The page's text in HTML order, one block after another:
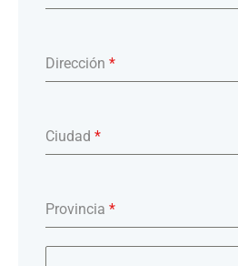
Dirección *
Ciudad *
Provincia *